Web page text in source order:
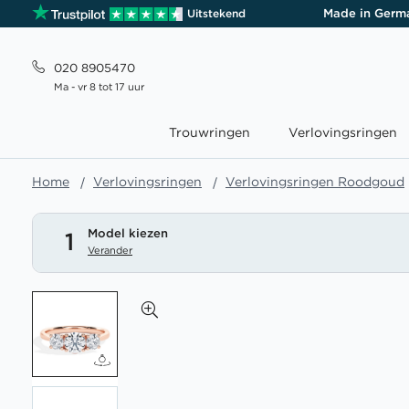
Uitstekend Made in
020 8905470
Ma - vr 8 tot 17 uur
Trouwringen Verlovingsringen
Home Verlovingsringen Verlovingsringen Roodgoud
1 Model kiezen
Verander
het
einde
van